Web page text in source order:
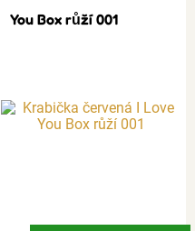
You Box růží 001